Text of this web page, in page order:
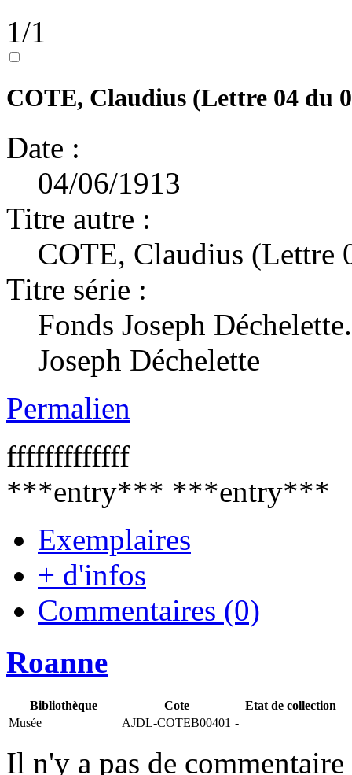
1/1
COTE, Claudius (Lettre 04 du
Date :
04/06/1913
Titre autre :
COTE, Claudius
Titre série :
Fonds Joseph
Joseph Déchelette
Permalien
fffffffffffff
***entry*** ***entry***
Exemplaires
+ d'infos
Commentaires (0)
Roanne
Bibliothèque Cote
Etat de collection
Musée
AJDL-COTEB00401 -
Il n'y a pas de